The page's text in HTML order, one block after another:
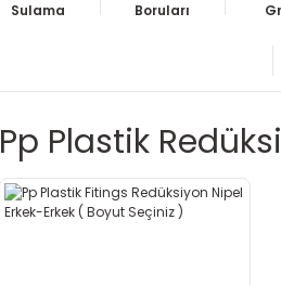
Sulama
Boruları
Pp Plastik